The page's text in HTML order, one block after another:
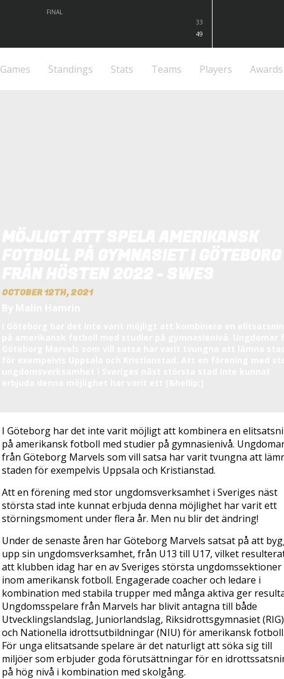
FINAL
33
49
Games Standings Stats Teams Players Awards
OCTOBER 12TH, 2021
I Göteborg har det inte varit möjligt att kombinera en
på amerikansk fotboll med studier på gymnasienivå.
från Göteborg Marvels som vill satsa har varit tvungna att
staden för exempelvis Uppsala och Kristianstad.
Att en förening med stor ungdomsverksamhet i Sveriges näst
största stad inte kunnat erbjuda denna möjlighet har varit ett
störningsmoment under flera år. Men nu blir det ändring!
Under de senaste åren har Göteborg Marvels satsat på att
upp sin ungdomsverksamhet, från U13 till U17, vilket
att klubben idag har en av Sveriges största ungdomssektioner
inom amerikansk fotboll. Engagerade coacher och ledare i
kombination med stabila trupper med många aktiva ger
Ungdomsspelare från Marvels har blivit antagna till både
Utvecklingslandslag, Juniorlandslag, Riksidrottsgymnasiet (RIG)
och Nationella idrottsutbildningar (NIU) för amerikansk fotboll.
För unga elitsatsande spelare är det naturligt att söka sig till
miljöer som erbjuder goda förutsättningar för en
på hög nivå i kombination med skolgång.